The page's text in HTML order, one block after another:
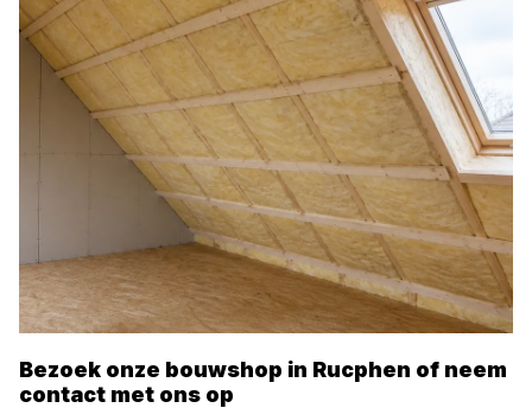
Bezoek onze bouwshop in Rucphen of neem
contact met ons op